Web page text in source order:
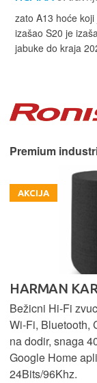
zato A13 hoće
izašao S20 je
jabuke do kraja
Premium
AKCIJA
HARMAN
Bežicni Hi-Fi
Wi-Fi, Bluetooth,
na dodir, snaga
Google Home
24Bits/96Khz.